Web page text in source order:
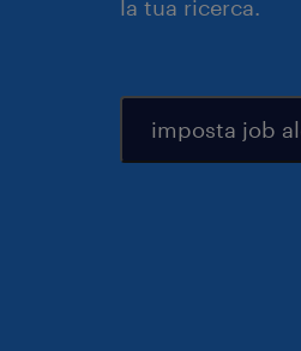
la tua ricerca.
imposta job